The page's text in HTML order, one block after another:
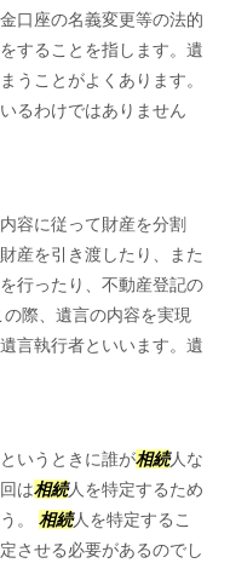
口座の名義変更等の法的
することを指します。遺
うことがよくあります。
るわけではありません
容に従って財産を分割
産を引き渡したり、また
行ったり、不動産登記の
際、遺言の内容を実現
言執行者といいます。遺
いうときに誰が相続人な
は相続人を特定するため
。 相続人を特定するこ
させる必要があるのでし